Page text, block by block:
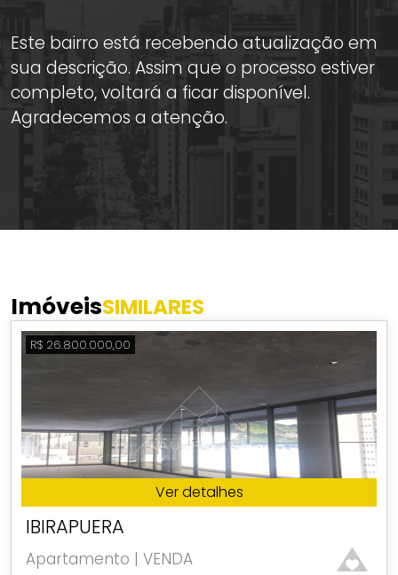
Este bairro está recebendo atualização em
sua descrição. Assim que o processo estiver
completo, voltará a ficar disponível.
Agradecemos a atenção.
ImóveisSIMILARES
R$ 26.800.000,00
Ver detalhes
IBIRAPUERA
Apartamento | VENDA